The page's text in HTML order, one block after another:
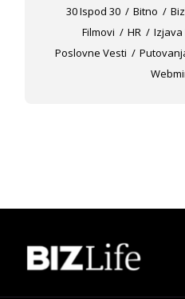
30 Ispod 30 Bitno
Filmovi
HR Izjava
Poslovne Vesti